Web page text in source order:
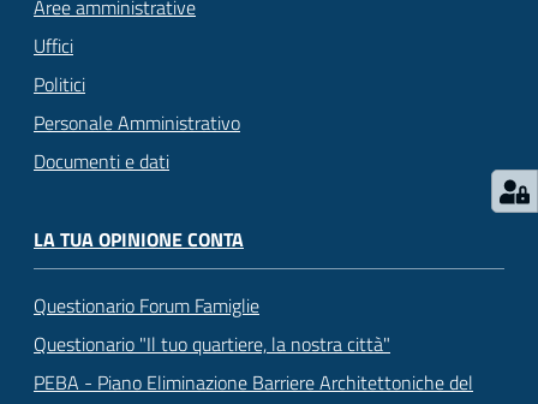
Aree amministrative
Uffici
Politici
Personale Amministrativo
Documenti e dati
LA TUA OPINIONE CONTA
Questionario Forum Famiglie
Questionario "Il tuo quartiere, la nostra città"
PEBA - Piano Eliminazione Barriere Architettoniche del